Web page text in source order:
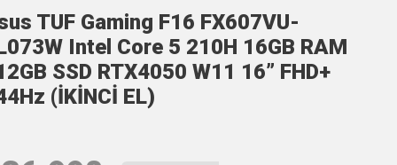
TUF Gaming F16 FX607VU-
Intel Core 5 210H 16GB RAM
SSD RTX4050 W11 16” FHD+
(İKİNCİ EL)